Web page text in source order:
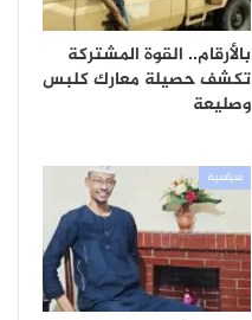
بالأرقام.. القوة المشتركة
تكشف حصيلة معارك كلبس
وصليعة
سياسية